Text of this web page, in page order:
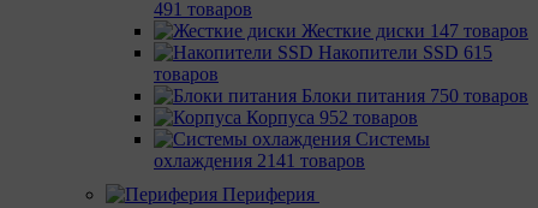
491 товаров
Жесткие диски 147 товаров
Накопители SSD 615
товаров
Блоки питания 750 товаров
Корпуса 952 товаров
Системы
охлаждения 2141 товаров
Периферия